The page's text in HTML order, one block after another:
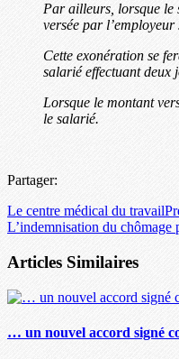
Par ailleurs, lorsque le
versée par
Cette exonération se
salarié effectuant
Lorsque le montant
le salarié.
Partager:
Le centre médical du travail
L’indemnisation du
Articles Similaires
… un nouvel accord signé